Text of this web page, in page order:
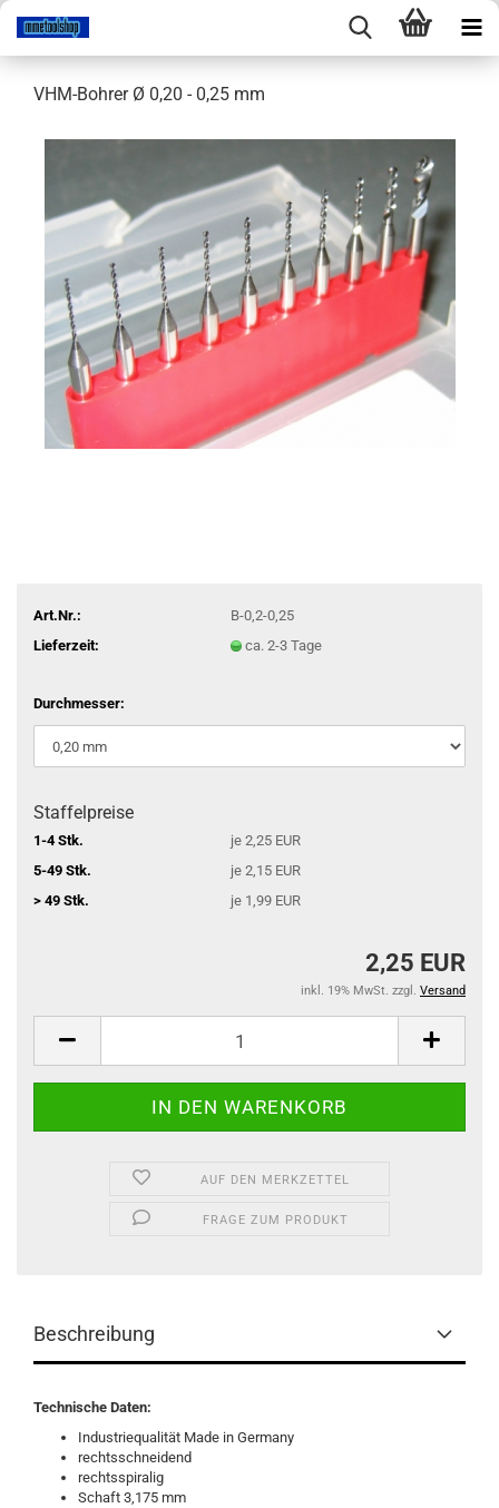
VHM-Bohrer Ø 0,20 - 0,25 mm
Art.Nr.:
B-0,2-0,25
Lieferzeit:
ca. 2-3 Tage
Durchmesser:
Staffelpreise
1-4 Stk.
je 2,25 EUR
5-49 Stk.
je 2,15 EUR
> 49 Stk.
je 1,99 EUR
2,25 EUR
inkl. 19% MwSt. zzgl. Versand
AUF DEN MERKZETTEL
FRAGE ZUM PRODUKT
Beschreibung
Technische Daten:
Industriequalität Made in Germany
rechtsschneidend
rechtsspiralig
Schaft 3,175 mm